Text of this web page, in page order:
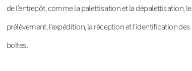
de l’entrepôt, comme la palettisation et la dépalettisation, le
prélèvement, l’expédition, la réception et l’identification des
boîtes.